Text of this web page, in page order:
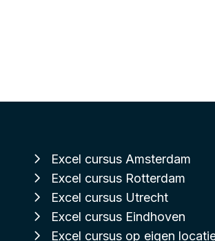
Excel cursus Amsterdam
Excel cursus Rotterdam
Excel cursus Utrecht
Excel cursus Eindhoven
Excel cursus op eigen